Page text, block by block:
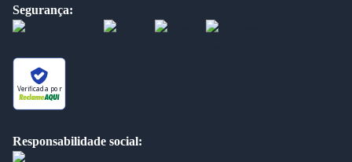
Segurança:
Verificada por
Responsabilidade social: